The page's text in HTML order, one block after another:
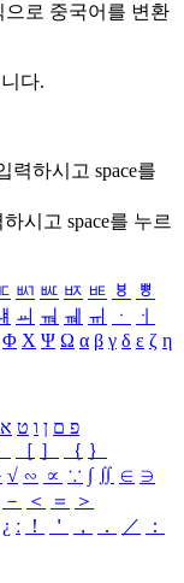
으로 중국어를 변환
다.
력하시고 space를
시고 space를 누르
ㅴ ㅵ ㅶ ㅷ ㅸ
ㅹ
ㆉ ㆊ ㆋ ㆌ ㆍ
ㆎ
Φ Χ Ψ Ω α β γ δ ε ζ η
פ ם ן ו ט א
［ ］ ｛ ｝
√ ∽ ∝ ∵ ∫ ∬ ∈ ∋
－ ＜ ＝
＞
¿ ː ！ ＇ ， ． ／
：